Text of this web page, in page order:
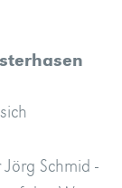
Schmid -